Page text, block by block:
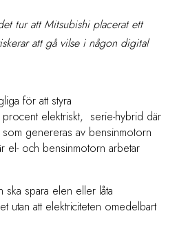
tur att Mitsubishi placerat ett
att gå vilse i någon digital
för att styra
elektriskt, serie-hybrid där
genereras av bensinmotorn
el- och bensinmotorn arbetar
ska spara elen eller låta
utan att elektriciteten omedelbart